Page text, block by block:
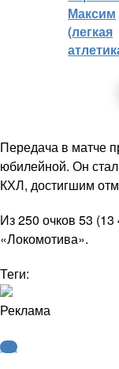
Максим
(легкая
Передача в матче
юбилейной. Он
КХЛ, достигшим
Из 250 очков 53
«Локомотива».
Теги:
Реклама
КХЛ